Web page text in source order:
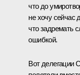
что до
не хочу сейчас
что задремать
ошибкой.
Вот делегации